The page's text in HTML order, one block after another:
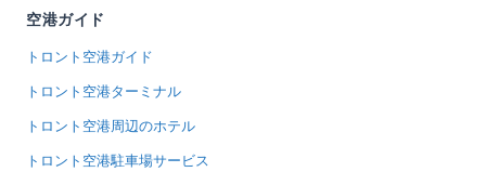
空港ガイド
トロント空港ガイド
トロント空港ターミナル
トロント空港周辺のホテル
トロント空港駐車場サービス